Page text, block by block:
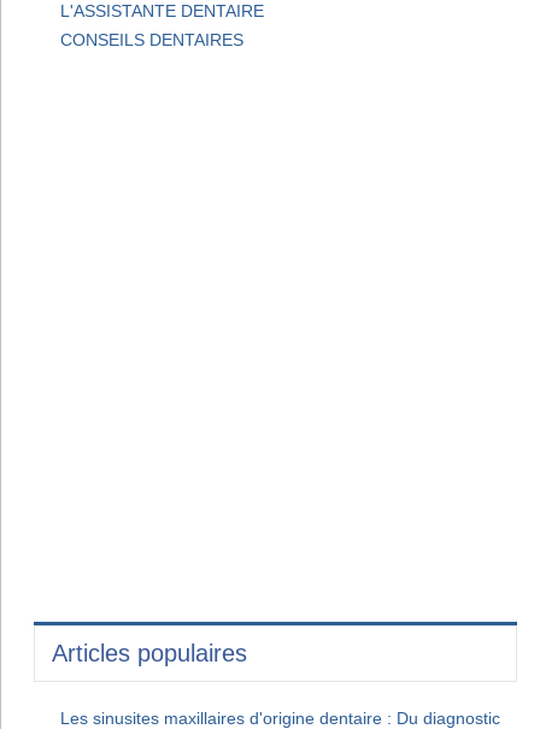
L'ASSISTANTE DENTAIRE
CONSEILS DENTAIRES
Articles populaires
Les sinusites maxillaires d'origine dentaire : Du diagnostic